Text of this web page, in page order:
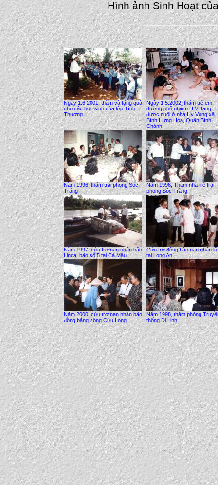
Hình ảnh Sinh Hoạt
Ngày 1.6.2001, thăm và tặng quà
cho các học sinh của lớp Tình
Thương
Ngày 1.5.2002, thăm trẻ em
đường phố nhiễm HIV đang
được nuôi ở nhà Hy Vọng xã
Bình Hưng Hòa, Quận Bình
Chánh
Năm 1996, thăm trại phong Sóc
Trăng
Năm 1996, Thăm nhà trẻ trại
phong Sóc Trăng
Năm 1997, cứu trợ nạn nhân bão
Linda, bão số 5 tại Cà Mâu
Cứu trợ đồng bào nạn nhân lũ
tại Long An
Năm 2000, cứu trợ nạn nhân bão
đồng bằng sông Cửu Long
Năm 1998, thăm phòng
thống Di Linh